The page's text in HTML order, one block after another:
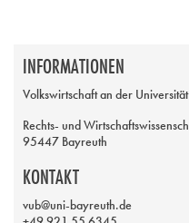
INFORMATIONEN
Volkswirtschaft an der
Rechts- und
95447 Bayreuth
KONTAKT
vub@uni-bayreuth.de